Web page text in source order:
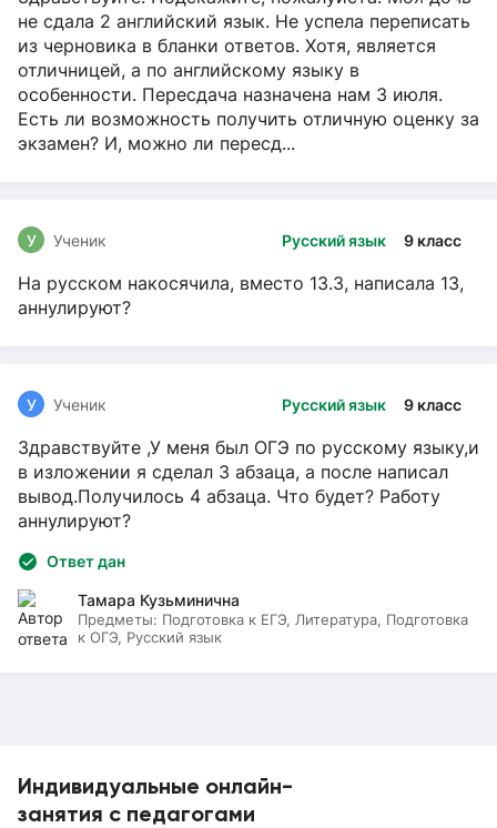
Индивидуальные онлайн-
занятия с педагогами
не сдала 2 английский язык. Не успела переписать
из черновика в бланки ответов. Хотя, является
отличницей, а по английскому языку в
особенности. Пересдача назначена нам 3 июля.
Есть ли возможность получить отличную оценку за
экзамен? И, можно ли пересд...
Русский язык 9 класс
У Ученик
На русском накосячила, вместо 13.3, написала 13,
аннулируют?
Русский язык 9 класс
У Ученик
Здравствуйте ,У меня был ОГЭ по русскому языку,и
в изложении я сделал 3 абзаца, а после написал
вывод.Получилось 4 абзаца. Что будет? Работу
аннулируют?
Ответ дан
Тамара Кузьминична
Предметы: Подготовка к ЕГЭ, Литература, Подготовка
к ОГЭ, Русский язык